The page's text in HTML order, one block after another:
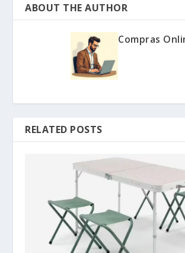
ABOUT THE AUTHOR
Compras
RELATED POSTS